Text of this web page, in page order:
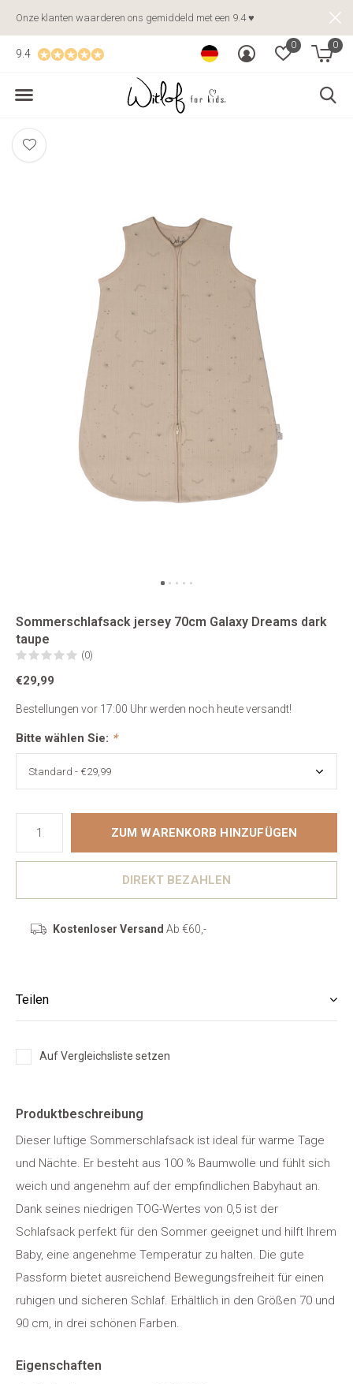
0 0
9.4
Onze klanten waarderen ons gemiddeld met een 9.4 ♥
Sommerschlafsack jersey 70cm Galaxy Dreams dark
taupe
(0)
€29,99
Bestellungen vor 17:00 Uhr werden noch heute versandt!
Bitte wählen Sie: *
ZUM WARENKORB HINZUFÜGEN
DIREKT BEZAHLEN
Kostenloser Versand Ab €60,-
Teilen
Auf Vergleichsliste setzen
Produktbeschreibung
Dieser luftige Sommerschlafsack ist ideal für warme Tage
und Nächte. Er besteht aus 100 % Baumwolle und fühlt sich
weich und angenehm auf der empfindlichen Babyhaut an.
Dank seines niedrigen TOG-Wertes von 0,5 ist der
Schlafsack perfekt für den Sommer geeignet und hilft Ihrem
Baby, eine angenehme Temperatur zu halten. Die gute
Passform bietet ausreichend Bewegungsfreiheit für einen
ruhigen und sicheren Schlaf. Erhältlich in den Größen 70 und
90 cm, in drei schönen Farben.
Eigenschaften